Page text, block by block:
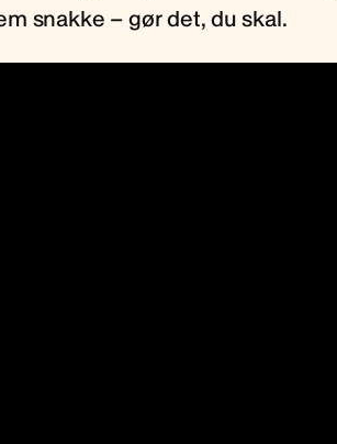
snakke – gør det, du skal.